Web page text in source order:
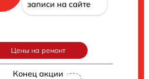
записи на сайте
Цены на ремонт
Конец акции